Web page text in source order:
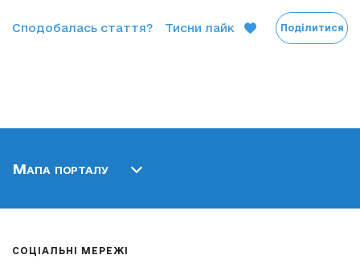
Сподобалась стаття? Тисни лайк Поділитися
Мапа порталу
СОЦІАЛЬНІ МЕРЕЖІ